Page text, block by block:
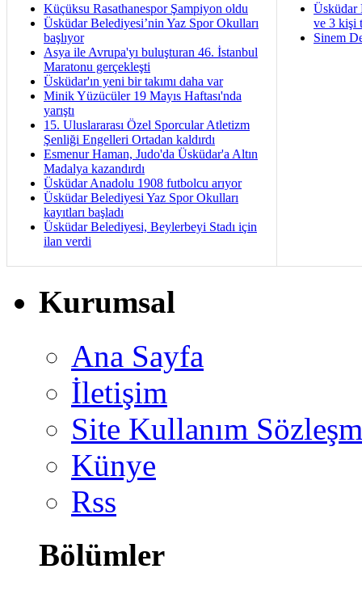
Küçüksu Rasathanespor Şampiyon oldu
Üsküdar Belediyesi’nin Yaz Spor Okulları
başlıyor
Asya ile Avrupa'yı buluşturan 46. İstanbul
Maratonu gerçekleşti
Üsküdar'ın yeni bir takımı daha var
Minik Yüzücüler 19 Mayıs Haftası'nda
yarıştı
15. Uluslararası Özel Sporcular Atletizm
Şenliği Engelleri Ortadan kaldırdı
Esmenur Haman, Judo'da Üsküdar'a Altın
Madalya kazandırdı
Üsküdar Anadolu 1908 futbolcu arıyor
Üsküdar Belediyesi Yaz Spor Okulları
kayıtları başladı
Üsküdar Belediyesi, Beylerbeyi Stadı için
ilan verdi
Üsküdar
ve 3 kişi
Sinem
Kurumsal
Ana Sayfa
İletişim
Site Kullanım
Künye
Rss
Bölümler